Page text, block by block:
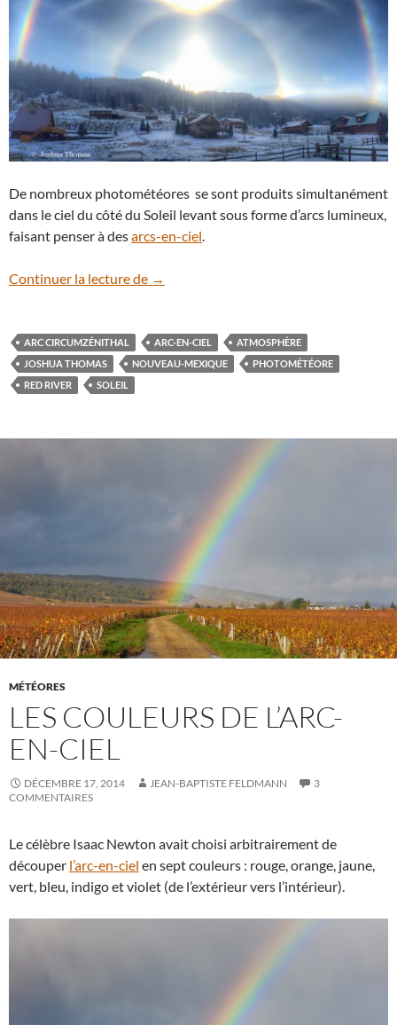
De nombreux photométéores se sont produits simultanément
dans le ciel du côté du Soleil levant sous forme d’arcs lumineux,
faisant penser à desarcs-en-ciel
Continuer la lecture de Festival d’arcs-en-ciel au Nouveau-
→
ARC CIRCUMZÉNITHAL ARC-EN-CIEL
ATMOSPHÈRE
JOSHUA THOMAS
NOUVEAU-MEXIQUE
PHOTOMÉTÉORE
RED RIVER
SOLEIL
MÉTÉORES
LES COULEURS DE L’ARC-
EN-CIEL
DÉCEMBRE 17, 2014 JEAN-BAPTISTE FELDMANN
3
COMMENTAIRES
Le célèbre Isaac Newton avait choisi arbitrairement de
découper l’arc-en-ciel en sept couleurs : rouge, orange, jaune,
vert, bleu, indigo et violet (de l’extérieur vers l’intérieur).